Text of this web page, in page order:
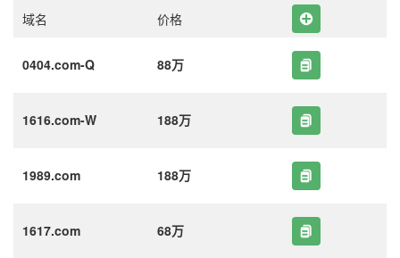
域名 价格
0404.com-Q 88万
1616.com-W 188万
1989.com 188万
1617.com 68万